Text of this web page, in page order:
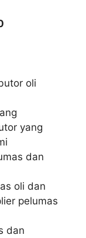
oli
yang
dan
oli dan
pelumas
dan